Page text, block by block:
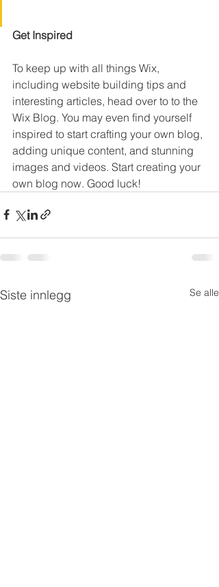
Get Inspired
To keep up with all things Wix,
including website building tips and
interesting articles, head over to to the
Wix Blog. You may even find yourself
inspired to start crafting your own blog,
adding unique content, and stunning
images and videos. Start creating your
own blog now. Good luck!
Siste innlegg Se alle